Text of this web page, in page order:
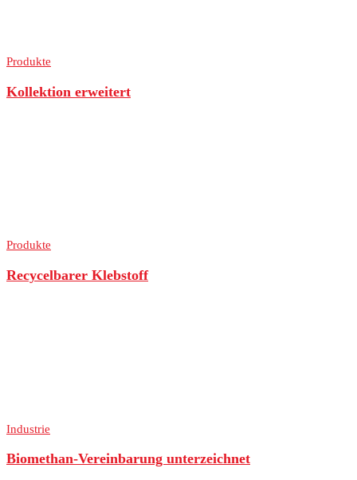
Produkte
Kollektion erweitert
Produkte
Recycelbarer Klebstoff
Industrie
Biomethan-Vereinbarung unterzeichnet